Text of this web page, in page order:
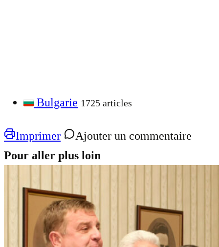
Bulgarie 1725 articles
Imprimer
Ajouter un commentaire
Pour aller plus loin